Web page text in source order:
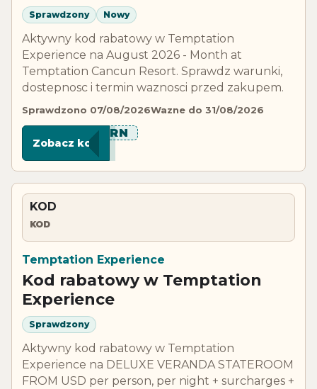
Sprawdzony Nowy
Aktywny kod rabatowy w Temptation
Experience na August 2026 - Month at
Temptation Cancun Resort. Sprawdz warunki,
dostepnosc i termin waznosci przed zakupem.
Sprawdzono 07/08/2026Wazne do 31/08/2026
****ORN
Zobacz kod
KOD
KOD
Temptation Experience
Kod rabatowy w Temptation
Experience
Sprawdzony
Aktywny kod rabatowy w Temptation
Experience na DELUXE VERANDA STATEROOM
FROM USD per person, per night + surcharges +